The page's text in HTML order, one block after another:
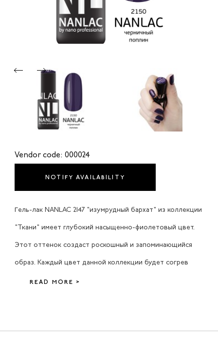
Vendor code: 000024
NOTIFY AVAILABILITY
Гель-лак NANLAC 2147 "изумрудный бархат" из коллекции
"Ткани" имеет глубокий насыщенно-фиолетовый цвет.
Этот оттенок создаст роскошный и запоминающийся
образ. Каждый цвет данной коллекции будет согрев
READ MORE >